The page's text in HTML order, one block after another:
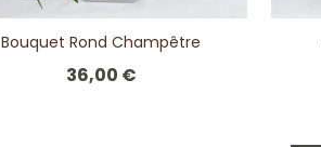
Bouquet Rond Champêtre
36,00 €